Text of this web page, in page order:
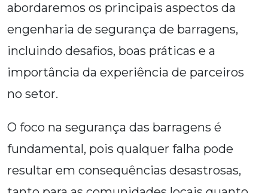
abordaremos os principais aspectos da
engenharia de segurança de barragens,
incluindo desafios, boas práticas e a
importância da experiência de parceiros
no setor.
O foco na segurança das barragens é
fundamental, pois qualquer falha pode
resultar em consequências desastrosas,